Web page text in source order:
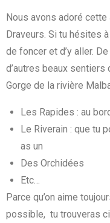
Nous avons adoré
Draveurs. Si tu hésites
de foncer et d’y aller.
d’autres beaux sentiers
Gorge de la rivière
Les Rapides : au
Le Riverain : que tu
as un
Des Orchidées
Etc…
Parce qu’on aime
possible, tu trouveras